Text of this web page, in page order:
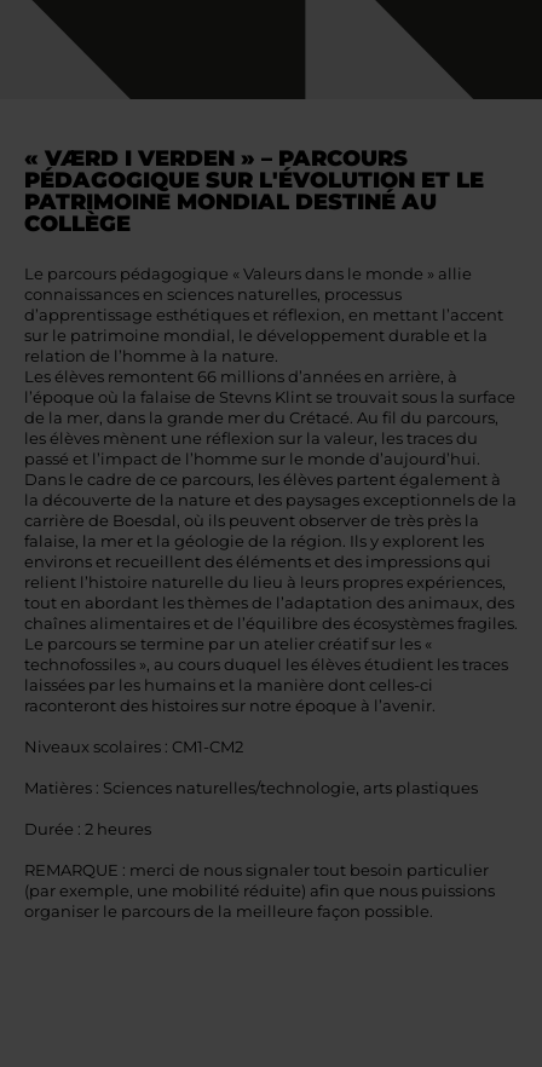
« VÆRD I VERDEN » – PARCOURS
PÉDAGOGIQUE SUR L'ÉVOLUTION ET LE
PATRIMOINE MONDIAL DESTINÉ AU
COLLÈGE
Le parcours pédagogique « Valeurs dans le monde » allie
connaissances en sciences naturelles, processus
d’apprentissage esthétiques et réflexion, en mettant l’accent
sur le patrimoine mondial, le développement durable et la
relation de l’homme à la nature.
Les élèves remontent 66 millions d’années en arrière, à
l’époque où la falaise de Stevns Klint se trouvait sous la surface
de la mer, dans la grande mer du Crétacé. Au fil du parcours,
les élèves mènent une réflexion sur la valeur, les traces du
passé et l’impact de l’homme sur le monde d’aujourd’hui.
Dans le cadre de ce parcours, les élèves partent également à
la découverte de la nature et des paysages exceptionnels de la
carrière de Boesdal, où ils peuvent observer de très près la
falaise, la mer et la géologie de la région. Ils y explorent les
environs et recueillent des éléments et des impressions qui
relient l’histoire naturelle du lieu à leurs propres expériences,
tout en abordant les thèmes de l’adaptation des animaux, des
chaînes alimentaires et de l’équilibre des écosystèmes fragiles.
Le parcours se termine par un atelier créatif sur les «
technofossiles », au cours duquel les élèves étudient les traces
laissées par les humains et la manière dont celles-ci
raconteront des histoires sur notre époque à l’avenir.
Niveaux scolaires : CM1-CM2
Matières : Sciences naturelles/technologie, arts plastiques
Durée : 2 heures
REMARQUE : merci de nous signaler tout besoin particulier
(par exemple, une mobilité réduite) afin que nous puissions
organiser le parcours de la meilleure façon possible.